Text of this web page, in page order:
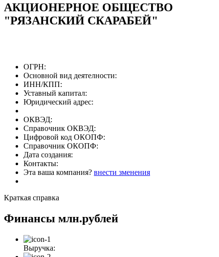
АКЦИОНЕРНОЕ ОБЩЕСТВО
"РЯЗАНСКИЙ СКАРАБЕЙ"
ОГРН:
Основной вид деятелности:
ИНН/КПП:
Уставный капитал:
Юридический адрес:
ОКВЭД:
Справочник ОКВЭД:
Цифровой код ОКОПФ:
Справочник ОКОПФ:
Дата создания:
Контакты:
Эта ваша компания? внести зменения
Краткая справка
Финансы млн.рублей
Выручка: